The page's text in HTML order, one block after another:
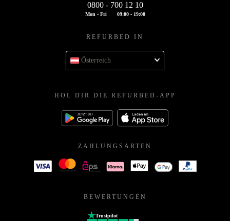
0800 - 700 12 10
Mon - Fri 09:00 - 19:00
REFURBED IN
Österreich
HOL DIR DIE REFURBED-APP
ZAHLUNGSARTEN
BEWERTUNGEN
Trustpilot